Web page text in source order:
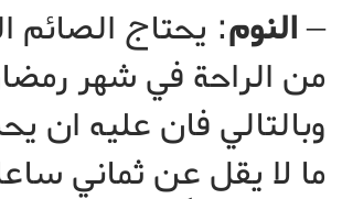
–النوم: يحتاج الصائم
من الراحة في شهر
وبالتالي فان عليه ان
ما لا يقل عن ثماني